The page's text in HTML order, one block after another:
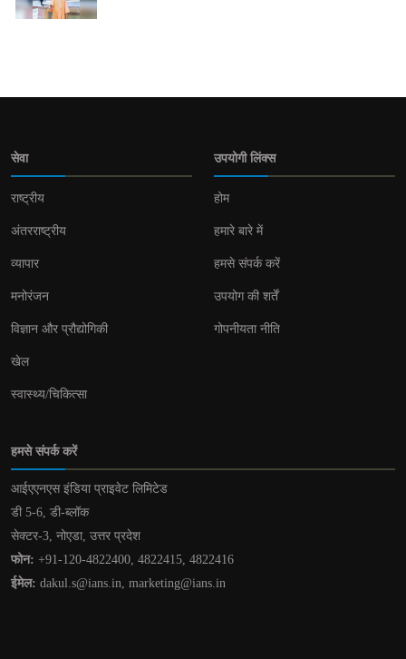
सेवा
राष्ट्रीय
अंतरराष्ट्रीय
व्यापार
मनोरंजन
विज्ञान और प्रौद्योगिकी
खेल
स्वास्थ्य/चिकित्सा
उपयोगी लिंक्स
होम
हमारे बारे में
हमसे संपर्क करें
उपयोग की शर्तें
गोपनीयता नीति
हमसे संपर्क करें
आईएएनएस इंडिया प्राइवेट लिमिटेड
डी 5-6, डी-ब्लॉक
सेक्टर-3, नोएडा, उत्तर प्रदेश
फोन: +91-120-4822400, 4822415, 4822416
ईमेल: dakul.s@ians.in, marketing@ians.in